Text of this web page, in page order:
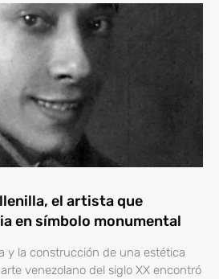
el artista que
en símbolo monumental
y la construcción de una estética
venezolano del siglo XX encontró